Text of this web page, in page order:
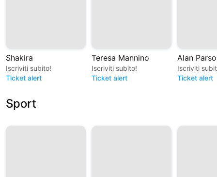
Shakira
Iscriviti subito!
Ticket alert
Teresa Mannino
Iscriviti subito!
Ticket alert
Alan
Iscriviti
Ticket alert
Sport